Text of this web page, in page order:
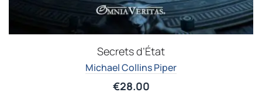
Secrets d’État
Michael Collins Piper
€28.00